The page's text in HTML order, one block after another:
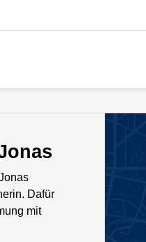
Dafür
mit